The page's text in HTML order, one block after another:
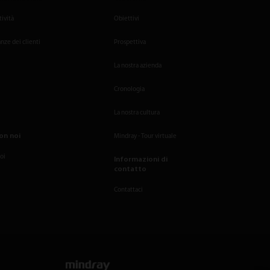
dei clienti
noi
Obiettivi
Prospettiva
La nostra azienda
Cronologia
La nostra cultura
Mindray - Tour virtuale
Informazioni di
contatto
Contattaci